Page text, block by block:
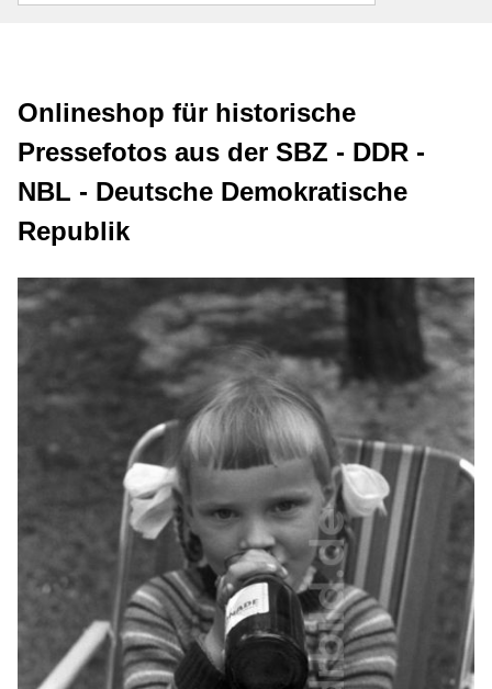
Onlineshop für historische
Pressefotos aus der SBZ - DDR -
NBL - Deutsche Demokratische
Republik